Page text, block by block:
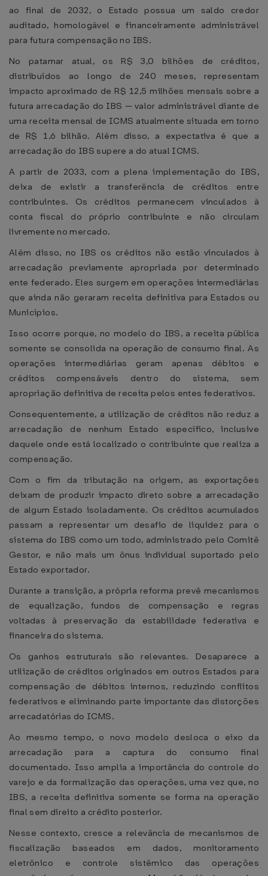
ao final de 2032, o Estado possua um saldo credor
auditado, homologável e financeiramente administrável
para futura compensação no IBS.
No patamar atual, os R$ 3,0 bilhões de créditos,
distribuídos ao longo de 240 meses, representam
impacto aproximado de R$ 12,5 milhões mensais sobre a
futura arrecadação do IBS — valor administrável diante de
uma receita mensal de ICMS atualmente situada em torno
de R$ 1,6 bilhão. Além disso, a expectativa é que a
arrecadação do IBS supere a do atual ICMS.
A partir de 2033, com a plena implementação do IBS,
deixa de existir a transferência de créditos entre
contribuintes. Os créditos permanecem vinculados à
conta fiscal do próprio contribuinte e não circulam
livremente no mercado.
Além disso, no IBS os créditos não estão vinculados à
arrecadação previamente apropriada por determinado
ente federado. Eles surgem em operações intermediárias
que ainda não geraram receita definitiva para Estados ou
Municípios.
Isso ocorre porque, no modelo do IBS, a receita pública
somente se consolida na operação de consumo final. As
operações intermediárias geram apenas débitos e
créditos compensáveis dentro do sistema, sem
apropriação definitiva de receita pelos entes federativos.
Consequentemente, a utilização de créditos não reduz a
arrecadação de nenhum Estado específico, inclusive
daquele onde está localizado o contribuinte que realiza a
compensação.
Com o fim da tributação na origem, as exportações
deixam de produzir impacto direto sobre a arrecadação
de algum Estado isoladamente. Os créditos acumulados
passam a representar um desafio de liquidez para o
sistema do IBS como um todo, administrado pelo Comitê
Gestor, e não mais um ônus individual suportado pelo
Estado exportador.
Durante a transição, a própria reforma prevê mecanismos
de equalização, fundos de compensação e regras
voltadas à preservação da estabilidade federativa e
financeira do sistema.
Os ganhos estruturais são relevantes. Desaparece a
utilização de créditos originados em outros Estados para
compensação de débitos internos, reduzindo conflitos
federativos e eliminando parte importante das distorções
arrecadatórias do ICMS.
Ao mesmo tempo, o novo modelo desloca o eixo da
arrecadação para a captura do consumo final
documentado. Isso amplia a importância do controle do
varejo e da formalização das operações, uma vez que, no
IBS, a receita definitiva somente se forma na operação
final sem direito a crédito posterior.
Nesse contexto, cresce a relevância de mecanismos de
fiscalização baseados em dados, monitoramento
eletrônico e controle sistêmico das operações